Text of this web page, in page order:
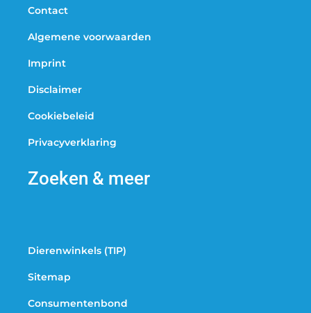
Contact
Algemene voorwaarden
Imprint
Disclaimer
Cookiebeleid
Privacyverklaring
Zoeken & meer
Dierenwinkels (TIP)
Sitemap
Consumentenbond